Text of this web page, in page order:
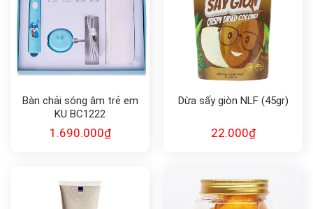
Bàn chải sóng âm trẻ em
KU BC1222
1.690.000₫
Dừa sấy giòn NLF (45gr)
22.000₫